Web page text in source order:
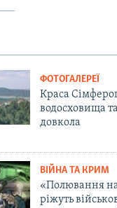
ФОТОГАЛЕРЕЇ
Краса
водосховища
довкола
ВІЙНА ТА КРИМ
«Полювання
ріжуть